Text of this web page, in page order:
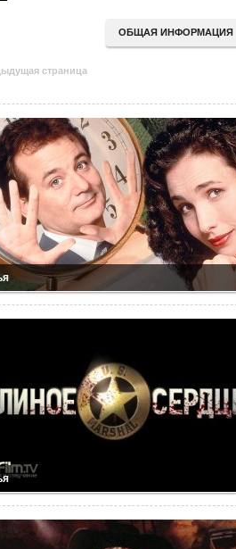
ОБЩАЯ ИНФОРМАЦИЯ
страница